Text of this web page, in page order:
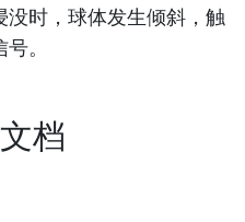
时，球体发生倾斜，触
。
档